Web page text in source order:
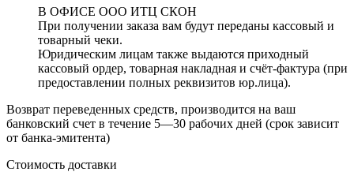
В ОФИСЕ ООО ИТЦ СКОН
При получении заказа вам будут переданы кассовый и
товарный чеки.
Юридическим лицам также выдаются приходный
кассовый ордер, товарная накладная и счёт-фактура (при
предоставлении полных реквизитов юр.лица).
Возврат переведенных средств, производится на ваш
банковский счет в течение 5—30 рабочих дней (срок зависит
от банка-эмитента)
Стоимость доставки